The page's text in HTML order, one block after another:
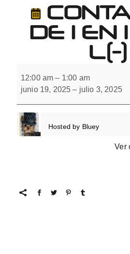
DE 1 EN
L(-)
de
en
con
L(-)
12:00 am – 1:00 am
junio 19, 2025 – julio 3, 2025
Hosted by Bluey
Ver